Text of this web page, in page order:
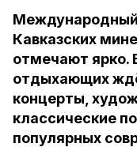
Международный
Кавказских
отмечают ярко.
отдыхающих
концерты,
классические
популярных